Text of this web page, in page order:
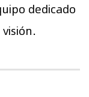
dedicado